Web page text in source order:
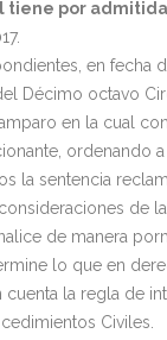
tiene por
en fecha
Décimo octavo
en la cual
ordenando
la sentencia
de
de manera
lo que en
la regla de
Civiles.